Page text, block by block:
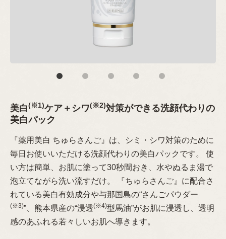
美白(※1)ケア＋シワ(※2)対策ができる洗顔代わりの
美白パック
『薬用美白 ちゅらさんご』は、シミ・シワ対策のために
毎日お使いいただける洗顔代わりの美白パックです。 使
い方は簡単、お肌に塗って30秒間おき、水やぬるま湯で
泡立てながら洗い流すだけ。 『ちゅらさんご』に配合さ
れている美白有効成分や与那国島の“さんごパウダー
(※3)”、熊本県産の“浸透(※4)型馬油”がお肌に浸透し、透明
感のあふれる若々しいお肌へ導きます。